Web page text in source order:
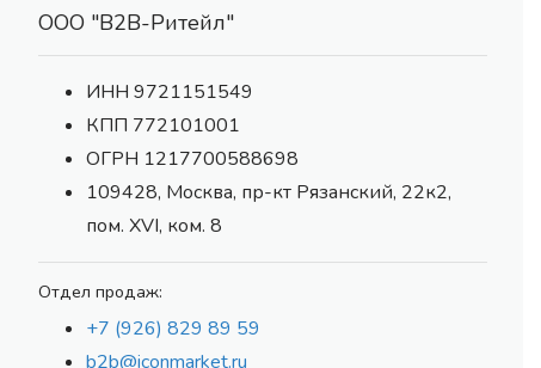
ООО "В2В-Ритейл"
ИНН 9721151549
КПП 772101001
ОГРН 1217700588698
109428, Москва, пр-кт Рязанский, 22к2,
пом. XVI, ком. 8
Отдел продаж:
+7 (926) 829 89 59
b2b@iconmarket.ru